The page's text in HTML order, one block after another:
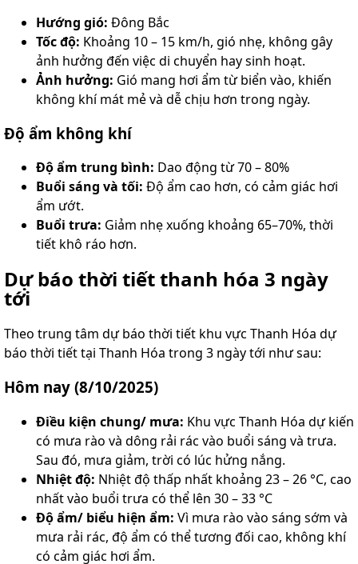
Hướng gió: Đông Bắc
Tốc độ: Khoảng 10 – 15 km/h, gió nhẹ, không gây
ảnh hưởng đến việc di chuyển hay sinh hoạt.
Ảnh hưởng: Gió mang hơi ẩm từ biển vào, khiến
không khí mát mẻ và dễ chịu hơn trong ngày.
Độ ẩm không khí
Độ ẩm trung bình: Dao động từ 70 – 80%
Buổi sáng và tối: Độ ẩm cao hơn, có cảm giác hơi
ẩm ướt.
Buổi trưa: Giảm nhẹ xuống khoảng 65–70%, thời
tiết khô ráo hơn.
Dự báo thời tiết thanh hóa 3 ngày
tới​
Theo trung tâm dự báo thời tiết khu vực Thanh Hóa dự
báo thời tiết tại Thanh Hóa trong 3 ngày tới như sau:
Hôm nay (8/10/2025)
Điều kiện chung/ mưa: Khu vực Thanh Hóa dự kiến
có mưa rào và dông rải rác vào buổi sáng và trưa.
Sau đó, mưa giảm, trời có lúc hửng nắng.
Nhiệt độ: Nhiệt độ thấp nhất khoảng 23 – 26 °C, cao
nhất vào buổi trưa có thể lên 30 – 33 °C
Độ ẩm/ biểu hiện ẩm: Vì mưa rào vào sáng sớm và
mưa rải rác, độ ẩm có thể tương đối cao, không khí
có cảm giác hơi ẩm.